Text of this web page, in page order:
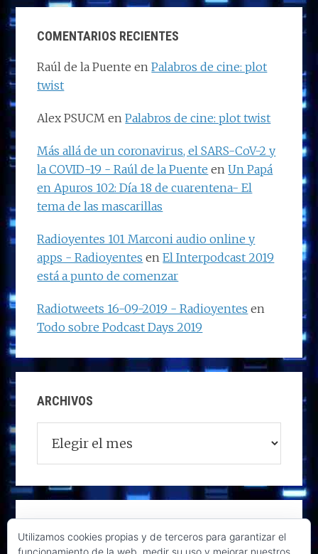
COMENTARIOS RECIENTES
Raúl de la Puente enPalabros de cine: plot
twist
Alex PSUCM enPalabros de cine: plot twist
Más allá de un coronavirus, el SARS-CoV-2 y
la COVID-19 - Raúl de la Puente enUn Papá
en Apuros 102: Día 18 de cuarentena- El
tema de las mascarillas
Radioyentes 101 Marconi audio online y
apps - Radioyentes enEl Interpodcast 2019
está a punto de comenzar
Radiotweets 16-09-2019 - Radioyentes en
Todo sobre Podcast Days 2019
ARCHIVOS
Utilizamos cookies propias y de terceros para garantizar el
funcionamiento de la web, medir su uso y mejorar nuestros